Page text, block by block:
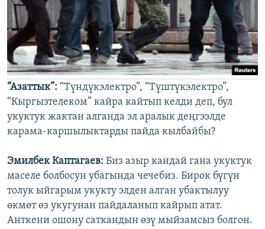
“Азаттык”: “Түндүкэлектро”, “Түштүкэлектро”,
“Кыргызтелеком” кайра кайтып келди деп, бул
укуктук жактан алганда эл аралык деңгээлде
карама-каршылыктарды пайда кылбайбы?
Эмилбек Каптагаев: Биз азыр кандай гана укуктук
маселе болбосун убагында чечебиз. Бирок бүгүн
толук ыйгарым укукту элден алган убактылуу
өкмөт өз укугунан пайдаланып кайрып атат.
Анткени ошону саткандын өзү мыйзамсыз болгон.